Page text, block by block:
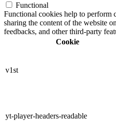
Functional
Functional cookies help to perform
sharing the content of the website
feedbacks, and other third-party
Cookie
v1st
yt-player-headers-readable